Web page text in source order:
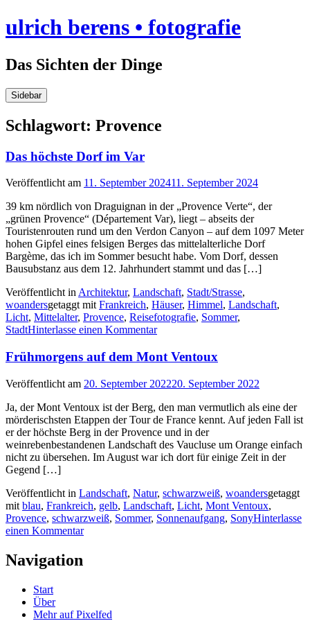
Skip
to
ulrich berens • fotografie
Das Sichten der Dinge
Sidebar
Schlagwort: Provence
Das höchste Dorf im Var
Veröffentlicht am 11. September 202411. September 2024
39 km nördlich von Draguignan in der „Provence Verte“, der
„grünen Provence“ (Département Var), liegt – abseits der
Touristenrouten rund um den Verdon Canyon – auf dem 1097 Meter
hohen Gipfel eines felsigen Berges das mittelalterliche Dorf
Bargème, das ich im Sommer besucht habe. Vom Dorf, dessen
Bausubstanz aus dem 12. Jahrhundert stammt und das […]
Veröffentlicht in Architektur, Landschaft, Stadt/Strasse,
woandersgetaggt mit Frankreich, Häuser, Himmel, Landschaft,
Licht, Mittelalter, Provence, Reisefotografie, Sommer,
StadtHinterlasse einen Kommentar
Frühmorgens auf dem Mont Ventoux
Veröffentlicht am 20. September 202220. September 2022
Ja, der Mont Ventoux ist der Berg, den man vermutlich als eine der
mörderischsten Etappen der Tour de France kennt. Auf jeden Fall ist
er der höchste Berg in der Provence und in der
weinrebenbestandenen Landschaft des Vaucluse um Orange einfach
nicht zu übersehen. Im August war ich dort für einige Zeit in der
Gegend […]
Veröffentlicht in Landschaft, Natur, schwarzweiß, woandersgetaggt
mit blau, Frankreich, gelb, Landschaft, Licht, Mont Ventoux,
Provence, schwarzweiß, Sommer, Sonnenaufgang, SonyHinterlasse
einen Kommentar
Navigation
Start
Über
Mehr auf Pixelfed